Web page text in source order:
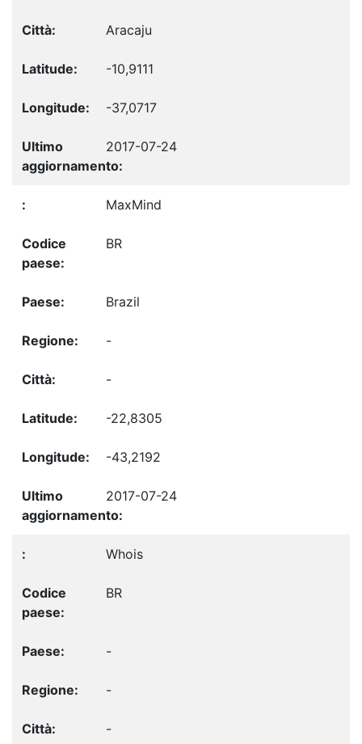
Aracaju
-10,9111
-37,0717
2017-07-24
MaxMind
BR
Brazil
-
-
-22,8305
-43,2192
2017-07-24
Whois
BR
-
-
-